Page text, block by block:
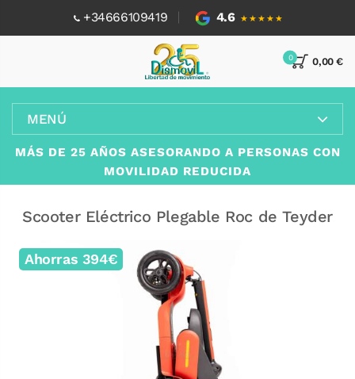
+34666109419 4.6 ★★★★★
0,00 €
0
MENÚ
MÁS DE 25 AÑOS ASESORANDO A PERSONAS CON
MOVILIDAD REDUCIDA
Scooter Eléctrico Plegable Roc de Teyder
Ahorras 394€